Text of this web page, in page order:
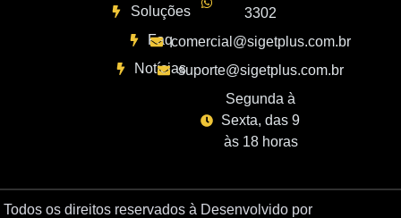
Soluções
Faq
Notícias
3302
comercial@sigetplus.com.br
suporte@sigetplus.com.br
Segunda à
Sexta, das 9
às 18 horas
Todos os direitos reservados à Desenvolvido por